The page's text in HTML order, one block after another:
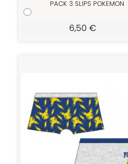
PACK 3 SLIPS POKEMON
6,50 €